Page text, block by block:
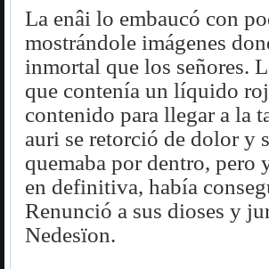
La enâi lo embaucó con
mostrándole imágenes
inmortal que los señores.
que contenía un líquido
contenido para llegar a la
auri se retorció de dolor y
quemaba por dentro, pero
en definitiva, había
Renunció a sus dioses y
Nedesïon.